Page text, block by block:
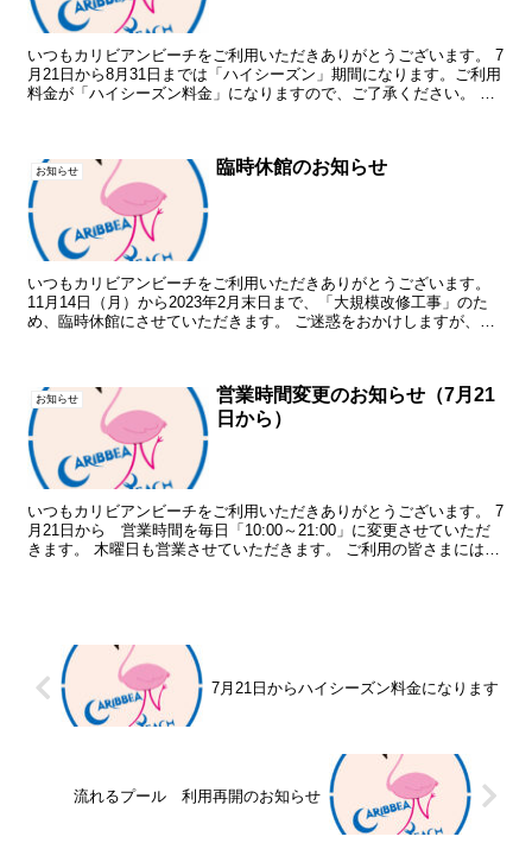
いつもカリビアンビーチをご利用いただきありがとうございます。 7
月21日から8月31日までは「ハイシーズン」期間になります。ご利用
料金が「ハイシーズン料金」になりますので、ご了承ください。 ま
お知らせ 臨時休館のお知らせ
いつもカリビアンビーチをご利用いただきありがとうございます。
11月14日（月）から2023年2月末日まで、「大規模改修工事」のた
め、臨時休館にさせていただきます。 ご迷惑をおかけしますが、ご
お知らせ
営業時間変更のお知らせ（7月21
日から）
いつもカリビアンビーチをご利用いただきありがとうございます。 7
月21日から 営業時間を毎日「10:00～21:00」に変更させていただ
きます。 木曜日も営業させていただきます。 ご利用の皆さまには、
7月21日からハイシーズン料金になります
流れるプール 利用再開のお知らせ